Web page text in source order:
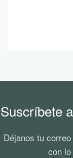
Suscríbete
Déjanos tu
con